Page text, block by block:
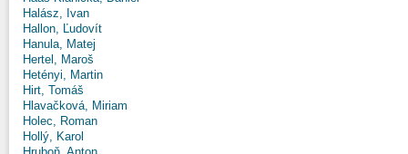
Halász, Ivan
Hallon, Ľudovít
Hanula, Matej
Hertel, Maroš
Hetényi, Martin
Hirt, Tomáš
Hlavačková, Miriam
Holec, Roman
Hollý, Karol